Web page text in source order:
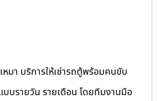
หมา บริการให้เช่ารถตู้พร้อมคนขับ
บรายวัน รายเดือน โดยทีมงานมือ